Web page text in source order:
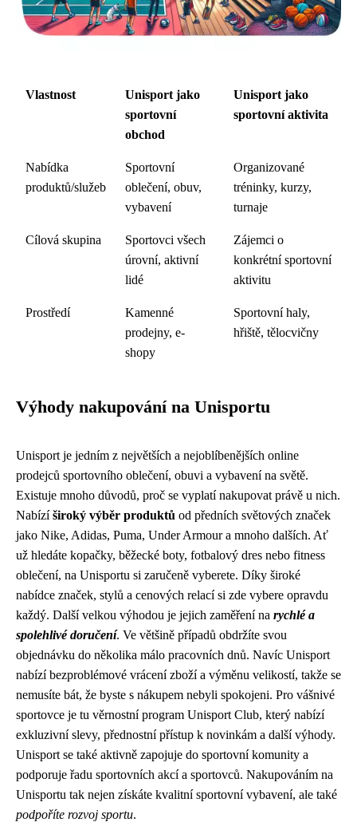
Vlastnost
Unisport jako
sportovní
obchod
Unisport jako
sportovní aktivita
Nabídka
produktů/služeb
Sportovní
oblečení, obuv,
vybavení
Organizované
tréninky, kurzy,
turnaje
Cílová skupina
Sportovci všech
úrovní, aktivní
lidé
Zájemci o
konkrétní sportovní
aktivitu
Prostředí
Kamenné
prodejny, e-
shopy
Sportovní haly,
hřiště, tělocvičny
Výhody nakupování na Unisportu
Unisport je jedním z největších a nejoblíbenějších online
prodejců sportovního oblečení, obuvi a vybavení na světě.
Existuje mnoho důvodů, proč se vyplatí nakupovat právě u nich.
Nabízíširoký výběr produktů od předních světových značek
jako Nike, Adidas, Puma, Under Armour a mnoho dalších. Ať
už hledáte kopačky, běžecké boty, fotbalový dres nebo fitness
oblečení, na Unisportu si zaručeně vyberete. Díky široké
nabídce značek, stylů a cenových relací si zde vybere opravdu
každý. Další velkou výhodou je jejich zaměření na rychlé a
spolehlivé doručení. Ve většině případů obdržíte svou
objednávku do několika málo pracovních dnů. Navíc Unisport
nabízí bezproblémové vrácení zboží a výměnu velikostí, takže se
nemusíte bát, že byste s nákupem nebyli spokojeni. Pro vášnivé
sportovce je tu věrnostní program Unisport Club, který nabízí
exkluzivní slevy, přednostní přístup k novinkám a další výhody.
Unisport se také aktivně zapojuje do sportovní komunity a
podporuje řadu sportovních akcí a sportovců. Nakupováním na
Unisportu tak nejen získáte kvalitní sportovní vybavení, ale také
podpoříte rozvoj sportu.